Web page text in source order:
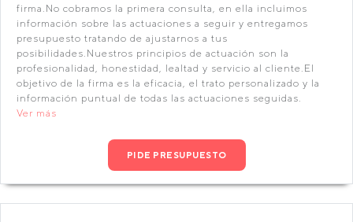
firma.No cobramos la primera consulta, en ella incluimos
información sobre las actuaciones a seguir y entregamos
presupuesto tratando de ajustarnos a tus
posibilidades.Nuestros principios de actuación son la
profesionalidad, honestidad, lealtad y servicio al cliente.El
objetivo de la firma es la eficacia, el trato personalizado y la
información puntual de todas las actuaciones seguidas.
Ver más
PIDE PRESUPUESTO